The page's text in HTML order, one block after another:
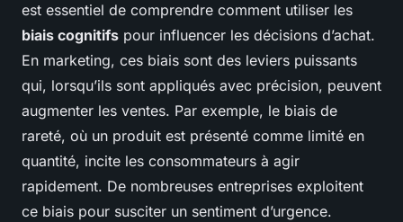
est essentiel de comprendre comment utiliser les
biais cognitifs pour influencer les décisions d’achat.
En marketing, ces biais sont des leviers puissants
qui, lorsqu’ils sont appliqués avec précision, peuvent
augmenter les ventes. Par exemple, le biais de
rareté, où un produit est présenté comme limité en
quantité, incite les consommateurs à agir
rapidement. De nombreuses entreprises exploitent
ce biais pour susciter un sentiment d’urgence.